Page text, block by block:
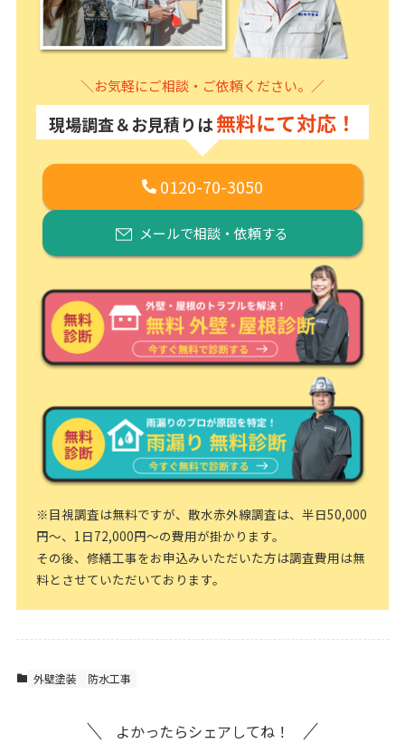
＼お気軽にご相談・ご依頼ください。／
現場調査＆お見積りは無料にて対応！
0120-70-3050
メールで相談・依頼する
※目視調査は無料ですが、散水赤外線調査は、半日50,000
円～、1日72,000円～の費用が掛かります。
その後、修繕工事をお申込みいただいた方は調査費用は無
料とさせていただいております。
外壁塗装 防水工事
よかったらシェアしてね！